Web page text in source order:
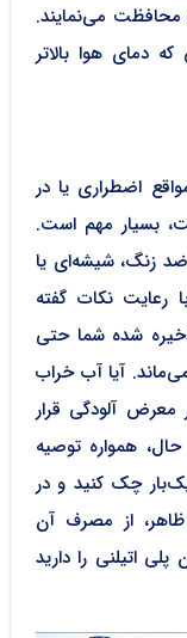
می‌نمایند.
دمای هوا بالاتر
اضطراری یا در
بسیار مهم است.
زنگ، شیشه‌ای یا
نکات گفته
شده شما حتی
آیا آب خراب
آلودگی قرار
همواره توصیه
چک کنید و در
از مصرف آن
اتیلنی را دارید